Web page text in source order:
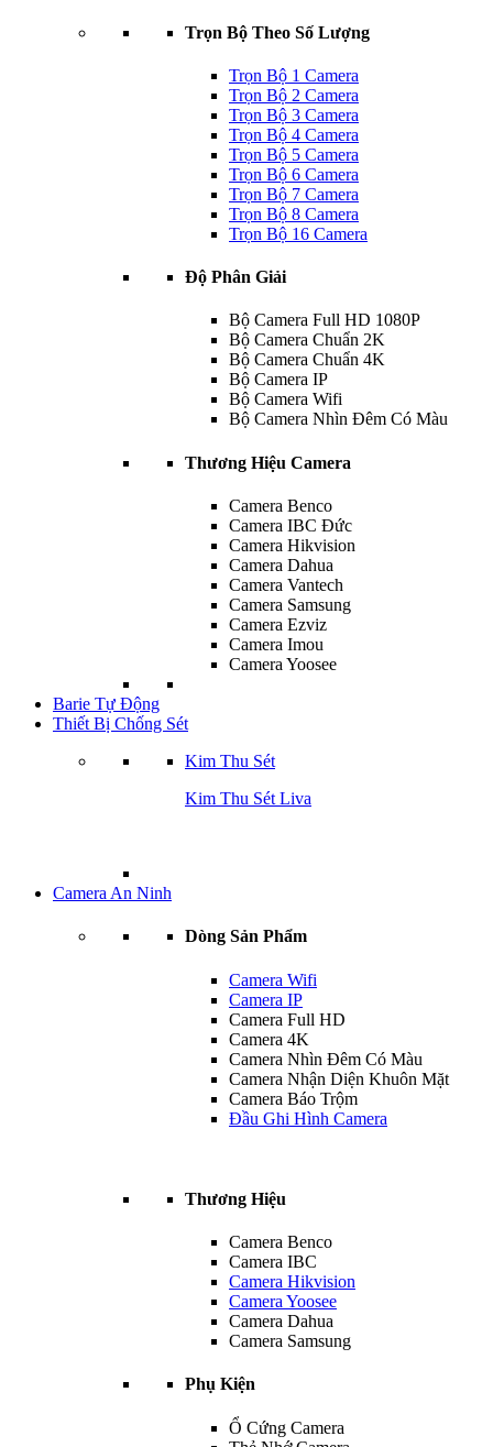
Trọn Bộ Theo Số Lượng
Trọn Bộ 1 Camera
Trọn Bộ 2 Camera
Trọn Bộ 3 Camera
Trọn Bộ 4 Camera
Trọn Bộ 5 Camera
Trọn Bộ 6 Camera
Trọn Bộ 7 Camera
Trọn Bộ 8 Camera
Trọn Bộ 16 Camera
Độ Phân Giải
Bộ Camera Full HD 1080P
Bộ Camera Chuẩn 2K
Bộ Camera Chuẩn 4K
Bộ Camera IP
Bộ Camera Wifi
Bộ Camera Nhìn Đêm Có Màu
Thương Hiệu Camera
Camera Benco
Camera IBC Đức
Camera Hikvision
Camera Dahua
Camera Vantech
Camera Samsung
Camera Ezviz
Camera Imou
Camera Yoosee
Barie Tự Động
Thiết Bị Chống Sét
Kim Thu Sét
Kim Thu Sét Liva
Camera An Ninh
Dòng Sản Phẩm
Camera Wifi
Camera IP
Camera Full HD
Camera 4K
Camera Nhìn Đêm Có Màu
Camera Nhận Diện Khuôn Mặt
Camera Báo Trộm
Đầu Ghi Hình Camera
Thương Hiệu
Camera Benco
Camera IBC
Camera Hikvision
Camera Yoosee
Camera Dahua
Camera Samsung
Phụ Kiện
Ổ Cứng Camera